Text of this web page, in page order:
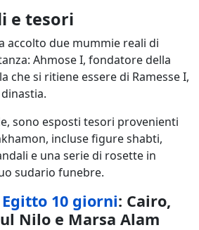
e tesori
accolto due mummie reali di
Ahmose I, fondatore della
che si ritiene essere di Ramesse I,
sono esposti tesori provenienti
incluse figure shabti,
e una serie di rosette in
sudario funebre.
10 giorni: Cairo,
Nilo e Marsa Alam